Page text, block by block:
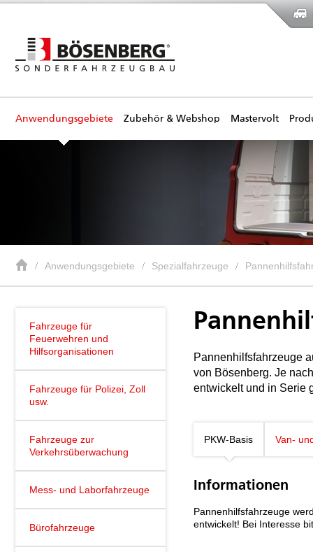
Anwendungsgebiete Zubehör & Webshop Mastervolt
Anwendungsgebiete Spezialfahrzeuge
Fahrzeuge für
Feuerwehren und
Hilfsorganisationen
Fahrzeuge für Polizei, Zoll
usw.
Fahrzeuge zur
Verkehrsüberwachung
Mess- und Laborfahrzeuge
Bürofahrzeuge
Pannenhilfsfahrzeuge
von Bösenberg. Je
entwickelt und in Serie
PKW-Basis Van-
Informationen
Pannenhilfsfahrzeuge
entwickelt! Bei Interesse